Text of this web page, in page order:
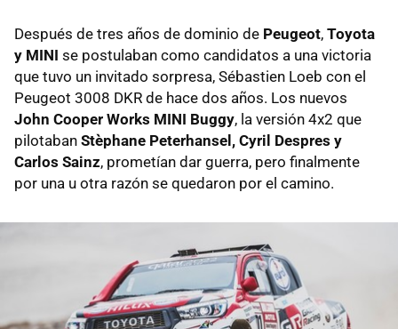
Después de tres años de dominio de Peugeot, Toyota
y MINI se postulaban como candidatos a una victoria
que tuvo un invitado sorpresa, Sébastien Loeb con el
Peugeot 3008 DKR de hace dos años. Los nuevos
John Cooper Works MINI Buggy, la versión 4x2 que
pilotaban Stèphane Peterhansel, Cyril Despres y
Carlos Sainz, prometían dar guerra, pero finalmente
por una u otra razón se quedaron por el camino.